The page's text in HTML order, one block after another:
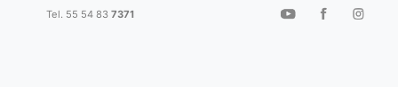
Tel. 55 54 837371